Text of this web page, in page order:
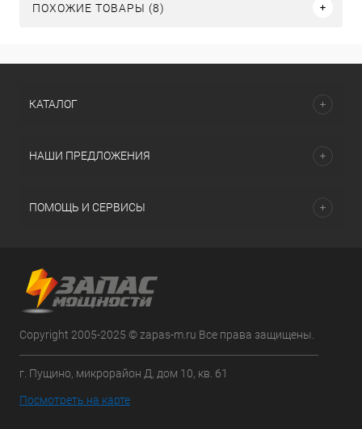
ПОХОЖИЕ ТОВАРЫ (8)
КАТАЛОГ
НАШИ ПРЕДЛОЖЕНИЯ
ПОМОЩЬ И СЕРВИСЫ
Copyright 2005-2025 © zapas-m.ru Все права защищены.
г. Пущино, микрорайон Д, дом 10, кв. 61
Посмотреть на карте